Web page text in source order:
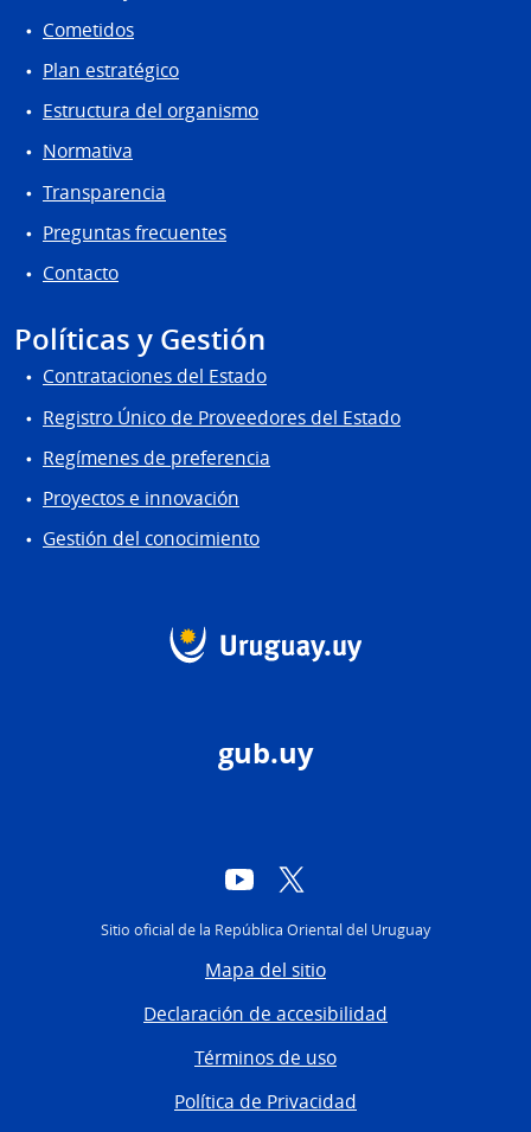
Cometidos
Plan estratégico
Estructura del organismo
Normativa
Transparencia
Preguntas frecuentes
Contacto
Políticas y Gestión
Contrataciones del Estado
Registro Único de Proveedores del Estado
Regímenes de preferencia
Proyectos e innovación
Gestión del conocimiento
gub.uy
YouTube
Sitio oficial de la República Oriental del Uruguay
Mapa del sitio
Declaración de accesibilidad
Términos de uso
Política de Privacidad